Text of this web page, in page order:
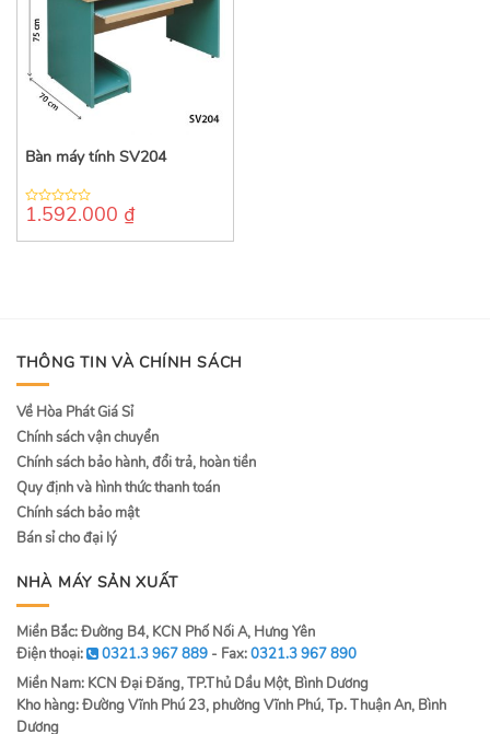
Bàn máy tính SV204
0
of
1.592.000 ₫
THÔNG TIN VÀ CHÍNH SÁCH
Về Hòa Phát Giá Sỉ
Chính sách vận chuyển
Chính sách bảo hành, đổi trả, hoàn tiền
Quy định và hình thức thanh toán
Chính sách bảo mật
Bán sỉ cho đại lý
NHÀ MÁY SẢN XUẤT
Miền Bắc: Đường B4, KCN Phố Nối A, Hưng Yên
Điện thoại:
0321.3 967 889 - Fax:0321.3 967 890
Miền Nam: KCN Đại Đăng, TP.Thủ Dầu Một, Bình Dương
Kho hàng: Đường Vĩnh Phú 23, phường Vĩnh Phú, Tp. Thuận An, Bình
Dương